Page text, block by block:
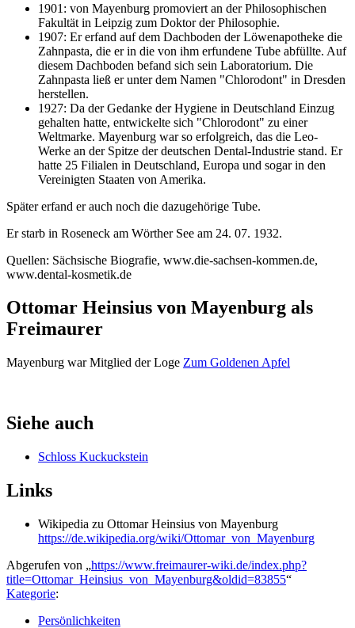
1901: von Mayenburg promoviert an der Philosophischen
Fakultät in Leipzig zum Doktor der Philosophie.
1907: Er erfand auf dem Dachboden der Löwenapotheke die
Zahnpasta, die er in die von ihm erfundene Tube abfüllte. Auf
diesem Dachboden befand sich sein Laboratorium. Die
Zahnpasta ließ er unter dem Namen "Chlorodont" in Dresden
herstellen.
1927: Da der Gedanke der Hygiene in Deutschland Einzug
gehalten hatte, entwickelte sich "Chlorodont" zu einer
Weltmarke. Mayenburg war so erfolgreich, das die Leo-
Werke an der Spitze der deutschen Dental-Industrie stand. Er
hatte 25 Filialen in Deutschland, Europa und sogar in den
Vereinigten Staaten von Amerika.
Später erfand er auch noch die dazugehörige Tube.
Er starb in Roseneck am Wörther See am 24. 07. 1932.
Quellen: Sächsische Biografie, www.die-sachsen-kommen.de,
www.dental-kosmetik.de
Ottomar Heinsius von Mayenburg als
Freimaurer
Mayenburg war Mitglied der Loge Zum Goldenen Apfel
Siehe auch
Schloss Kuckuckstein
Links
Wikipedia zu Ottomar Heinsius von Mayenburg
https://de.wikipedia.org/wiki/Ottomar_von_Mayenburg
Abgerufen von „https://www.freimaurer-wiki.de/index.php?
title=Ottomar_Heinsius_von_Mayenburg&oldid=83855“
Kategorie:
Persönlichkeiten